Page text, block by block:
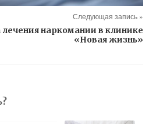
Следующая запись »
наркомании в клинике
«Новая жизнь»